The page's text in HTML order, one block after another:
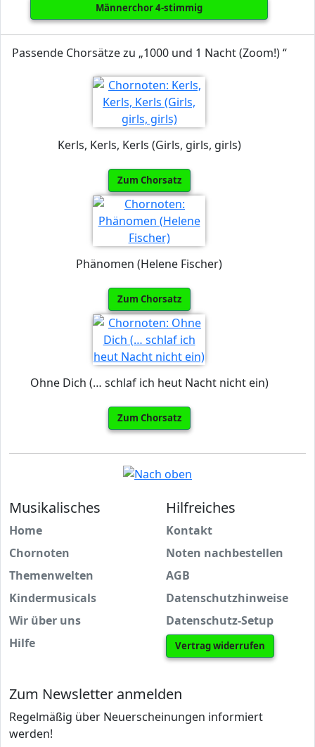
Männerchor 4-stimmig
Passende Chorsätze zu „1000 und 1 Nacht (Zoom!) “
Kerls, Kerls, Kerls (Girls, girls, girls)
Zum Chorsatz
Phänomen (Helene Fischer)
Zum Chorsatz
Ohne Dich (… schlaf ich heut Nacht nicht ein)
Zum Chorsatz
Musikalisches
Home
Chornoten
Themenwelten
Kindermusicals
Wir über uns
Hilfe
Hilfreiches
Kontakt
Noten nachbestellen
AGB
Datenschutzhinweise
Datenschutz-Setup
Vertrag widerrufen
Zum Newsletter anmelden
Regelmäßig über Neuerscheinungen informiert
werden!